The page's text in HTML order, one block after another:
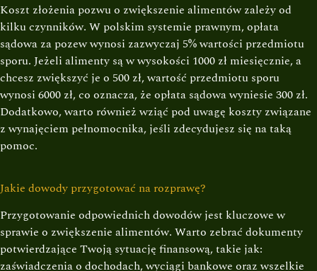
Koszt złożenia pozwu o zwiększenie alimentów zależy od
kilku czynników. W polskim systemie prawnym, opłata
sądowa za pozew wynosi zazwyczaj 5% wartości przedmiotu
sporu. Jeżeli alimenty są w wysokości 1000 zł miesięcznie, a
chcesz zwiększyć je o 500 zł, wartość przedmiotu sporu
wynosi 6000 zł, co oznacza, że opłata sądowa wyniesie 300 zł.
Dodatkowo, warto również wziąć pod uwagę koszty związane
z wynajęciem pełnomocnika, jeśli zdecydujesz się na taką
pomoc.
Jakie dowody przygotować na rozprawę?
Przygotowanie odpowiednich dowodów jest kluczowe w
sprawie o zwiększenie alimentów. Warto zebrać dokumenty
potwierdzające Twoją sytuację finansową, takie jak:
zaświadczenia o dochodach, wyciągi bankowe oraz wszelkie